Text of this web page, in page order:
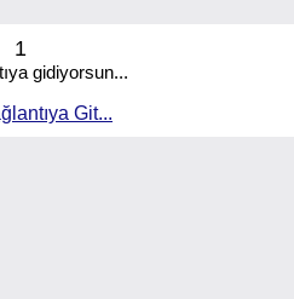
1
gidiyorsun...
Git...